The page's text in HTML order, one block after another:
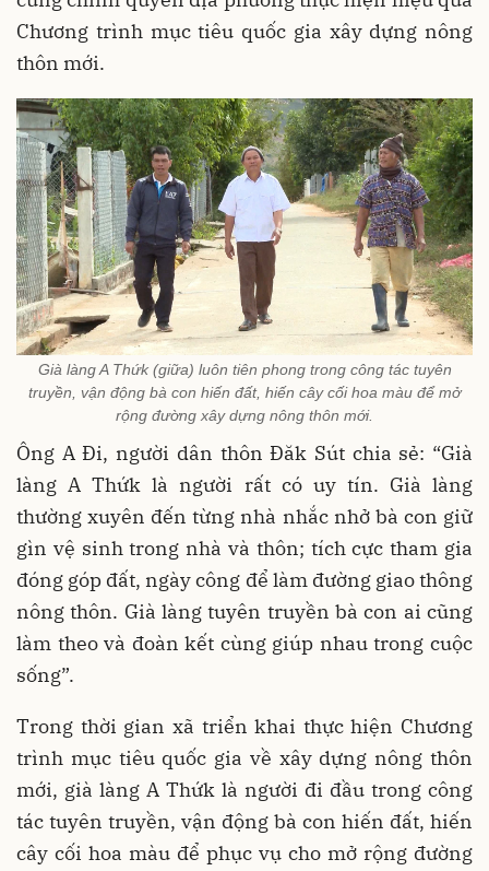
Chương trình mục tiêu quốc gia xây dựng nông
thôn mới.
Già làng A Thứk (giữa) luôn tiên phong trong công tác tuyên
truyền, vận động bà con hiến đất, hiến cây cối hoa màu để mở
rộng đường xây dựng nông thôn mới.
Ông A Đi, người dân thôn Đăk Sút chia sẻ: “Già
làng A Thứk là người rất có uy tín. Già làng
thường xuyên đến từng nhà nhắc nhở bà con giữ
gìn vệ sinh trong nhà và thôn; tích cực tham gia
đóng góp đất, ngày công để làm đường giao thông
nông thôn. Già làng tuyên truyền bà con ai cũng
làm theo và đoàn kết cùng giúp nhau trong cuộc
sống”.
Trong thời gian xã triển khai thực hiện Chương
trình mục tiêu quốc gia về xây dựng nông thôn
mới, già làng A Thứk là người đi đầu trong công
tác tuyên truyền, vận động bà con hiến đất, hiến
cây cối hoa màu để phục vụ cho mở rộng đường